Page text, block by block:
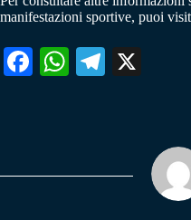
manifestazioni sportive, puoi
Fa W
pp
Te
m